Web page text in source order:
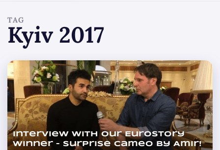
TAG
Kyiv 2017
Interview with our Eurostory
Winner – surprise cameo by Amir!